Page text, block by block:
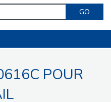
GO
POUR